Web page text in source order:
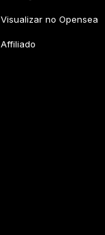
Visualizar no Opensea
Affiliado